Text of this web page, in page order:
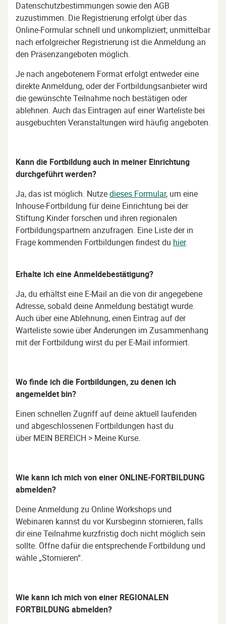
Datenschutzbestimmungen sowie den AGB
zuzustimmen. Die Registrierung erfolgt über das
Online-Formular schnell und unkompliziert; unmittelbar
nach erfolgreicher Registrierung ist die Anmeldung an
den Präsenzangeboten möglich.
Je nach angebotenem Format erfolgt entweder eine
direkte Anmeldung, oder der Fortbildungsanbieter wird
die gewünschte Teilnahme noch bestätigen oder
ablehnen. Auch das Eintragen auf einer Warteliste bei
ausgebuchten Veranstaltungen wird häufig angeboten.
Kann die Fortbildung auch in meiner Einrichtung
durchgeführt werden?
Ja, das ist möglich. Nutzedieses Formular, um eine
Inhouse-Fortbildung für deine Einrichtung bei der
Stiftung Kinder forschen und ihren regionalen
Fortbildungspartnern anzufragen. Eine Liste der in
Frage kommenden Fortbildungen findest du hier.
Erhalte ich eine Anmeldebestätigung?
Ja, du erhältst eine E-Mail an die von dir angegebene
Adresse, sobald deine Anmeldung bestätigt wurde.
Auch über eine Ablehnung, einen Eintrag auf der
Warteliste sowie über Änderungen im Zusammenhang
mit der Fortbildung wirst du per E-Mail informiert.
Wo finde ich die Fortbildungen, zu denen ich
angemeldet bin?
Einen schnellen Zugriff auf deine aktuell laufenden
und abgeschlossenen Fortbildungen hast du
über MEIN BEREICH > Meine Kurse.
Wie kann ich mich von einerONLINE-FORTBILDUNG
abmelden?
Deine Anmeldung zu Online Workshops und
Webinaren kannst du vor Kursbeginn stornieren, falls
dir eine Teilnahme kurzfristig doch nicht möglich sein
sollte. Öffne dafür die entsprechende Fortbildung und
wähle „Stornieren“.
Wie kann ich mich von einer REGIONALEN
FORTBILDUNG abmelden?